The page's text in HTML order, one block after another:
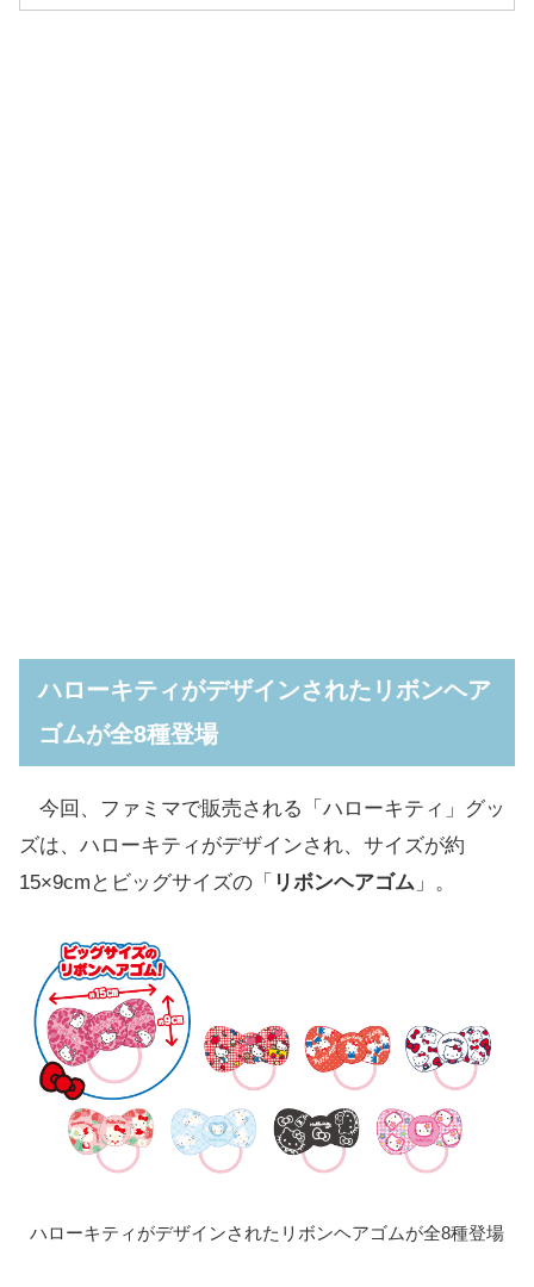
ハローキティがデザインされたリボンヘア
ゴムが全8種登場
今回、ファミマで販売される「ハローキティ」グッ
ズは、ハローキティがデザインされ、サイズが約
15×9cmとビッグサイズの「 リボンヘアゴム 」。
ハローキティがデザインされたリボンヘアゴムが全8種登場